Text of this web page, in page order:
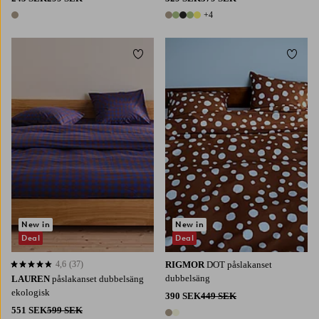
1 färg 9 färger
+4
LAUREN påslakanset dubbelsäng
ekologisk
551 SEK599 SEK
4,6 baserat på 37 st betyg
4,6 (37)
New in
Deal
Lägg till i favoriter
RIGMOR DOT påslakanset
dubbelsäng
390 SEK449 SEK
New in
Deal
Lägg